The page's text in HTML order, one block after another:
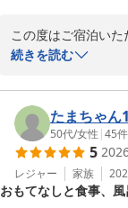
2026-04-09
この度はご宿泊い
ありがとうございま
お仕事後の遅いご
ご安心いただけた
館内の清潔さや、
みいただけたよう
足いただけたとの
す。
続きを読む
たまちゃん
50代/女性 |45
5
レジャー 家族
おもてなしと食事、